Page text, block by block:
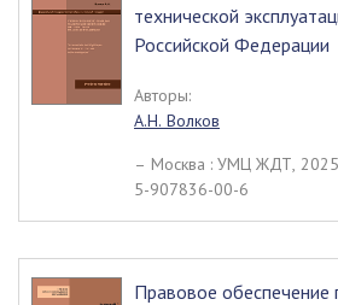
технической
Российской Федерации
Авторы:
А.Н. Волков
– Москва : УМЦ ЖДТ,
5-907836-00-6
Правовое обеспечение